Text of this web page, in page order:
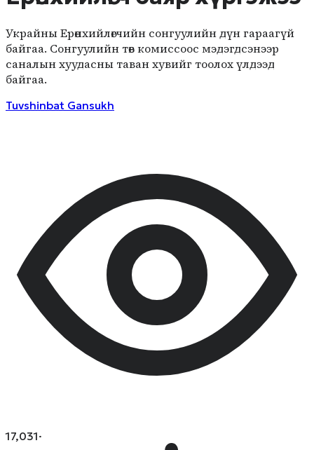
Украйны Ерөнхийлөгчийн сонгуулийн дүн гараагүй
байгаа. Сонгуулийн төв комиссоос мэдэгдсэнээр
саналын хуудасны таван хувийг тоолох үлдээд
байгаа.
Tuvshinbat Gansukh
17,031·